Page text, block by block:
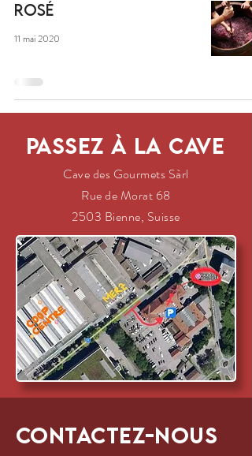
ROSÉ
11 mai 2020
Passez à la cave
Cave des Gourmets Sàrl
Rue de Morat 68
2503 Bienne, Suisse
Contactez-nous